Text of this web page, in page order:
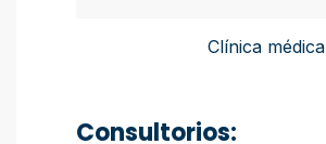
Clínica médica
Consultorios: